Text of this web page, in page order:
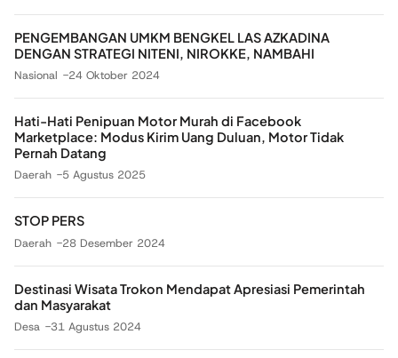
PENGEMBANGAN UMKM BENGKEL LAS AZKADINA
DENGAN STRATEGI NITENI, NIROKKE, NAMBAHI
Nasional 24 Oktober 2024
Hati-Hati Penipuan Motor Murah di Facebook
Marketplace: Modus Kirim Uang Duluan, Motor Tidak
Pernah Datang
Daerah 5 Agustus 2025
STOP PERS
Daerah 28 Desember 2024
Destinasi Wisata Trokon Mendapat Apresiasi Pemerintah
dan Masyarakat
Desa 31 Agustus 2024